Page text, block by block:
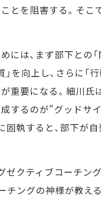
とを阻害する。そこ
は、まず部下との「
を向上し、さらに「
要になる。細川氏
するのが"グッドサ
固執すると、部下が
クティブコーチン
ングの神様が教え